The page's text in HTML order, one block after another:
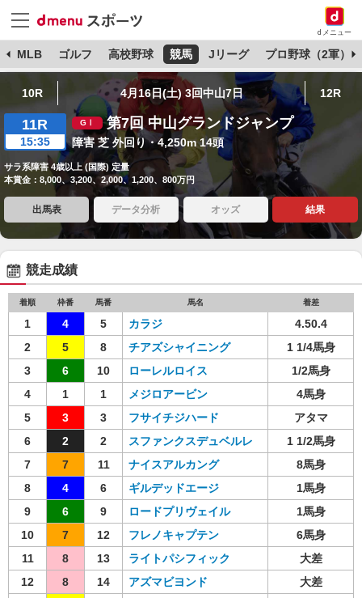
dメニュー
MLB ゴルフ 高校野球 競馬 Jリーグ プロ野球（2軍）
10R 4月16日(土) 3回中山7日 12R
11R
15:35
第7回 中山グランドジャンプ
障害 芝 外回り・4,250m 14頭
サラ系障害 4歳以上 (国際) 定量
本賞金：8,000、3,200、2,000、1,200、800万円
出馬表 データ分析 オッズ 結果
競走成績
着順 枠番 馬番 馬名 着差
1 4 5 カラジ
4.50.4
2
5 8 チアズシャイニング
1 1/4馬身
3
6 10 ローレルロイス
1/2馬身
4
1 1 メジロアービン
4馬身
5
3 3 フサイチジハード
アタマ
6
2 2 スファンクスデュベルレ
1 1/2馬身
7
7 11 ナイスアルカング
8馬身
8
4 6 ギルデッドエージ
1馬身
9
6 9 ロードプリヴェイル
1馬身
10
7 12 フレノキャプテン
6馬身
11
8 13 ライトパシフィック
大差
12
8 14 アズマビヨンド
大差